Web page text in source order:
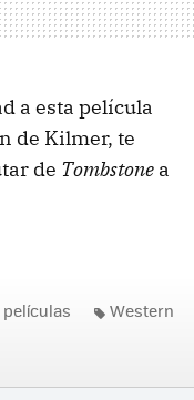
a esta película
de Kilmer, te
de Tombstone a
películas Western